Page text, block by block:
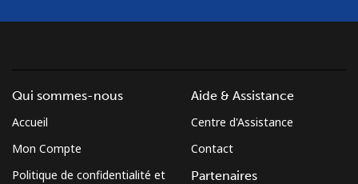
Qui sommes-nous
Accueil
Mon Compte
Politique de confidentialité et
Aide & Assistance
Centre d'Assistance
Contact
Partenaires